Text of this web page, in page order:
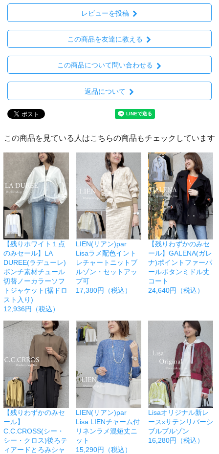
レビューを投稿
この商品を友達に教える
この商品について問い合わせる
返品について
この商品を見ている人はこちらの商品もチェックしています
【残りホワイト１点
のみセール】LA
DUREE(ラデューレ)
ポンチ素材チュール
切替ノーカラーソフ
トジャケット(裾ドロ
スト入り)
12,936円（税込）
LIEN(リアン)par
Lisaラメ配色イント
レチャートニットブ
ルゾン・セットアッ
プ可
17,380円（税込）
【残りわずかのみセ
ール】GALENA(ガレ
ナ)ポイントファーパ
ールボタンミドル丈
コート
24,640円（税込）
【残りわずかのみセ
ール】
C.C.CROSS(シー・
シー・クロス)後ろテ
ィアードとろみシャ
LIEN(リアン)par
Lisa LIENチャーム付
リネンラメ混短丈ニ
ット
15,290円（税込）
Lisaオリジナル新レ
ースxサテンリバーシ
ブルブルゾン
16,280円（税込）